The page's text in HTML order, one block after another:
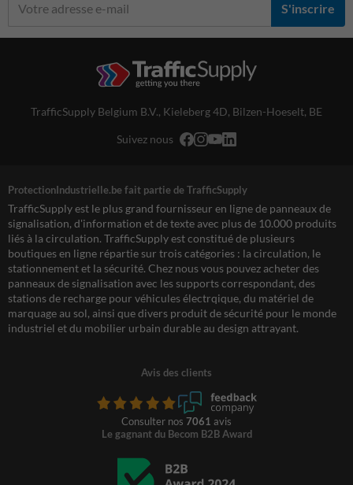
S'inscrire
TrafficSupply Belgium B.V., Kieleberg 4D, Bilzen-Hoeselt, BE
Suivez nous
ProtectionIndustrielle.be fait partie de TrafficSupply
TrafficSupply est le plus grand fournisseur en ligne de panneaux de
signalisation, d'information et de texte avec plus de 10.000 produits
liés à la circulation. TrafficSupply est constitué de plusieurs
boutiques en ligne répartie sur trois catégories : la circulation, le
stationnement et la sécurité. Chez nous vous pouvez acheter des
panneaux de signalisation avec les supports correspondant, des
stations de recharge pour véhicules électrqique, du matériel de
marquage au sol, ainsi que divers produit de sécurité pour le monde
industriel et du mobilier urbain durable au design attrayant.
Avis des clients
Consulter nos 7061 avis
Le gagnant du Becom B2B Award